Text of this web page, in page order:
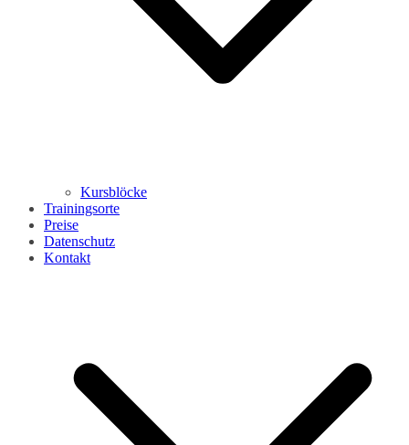
Kursblöcke
Trainingsorte
Preise
Datenschutz
Kontakt